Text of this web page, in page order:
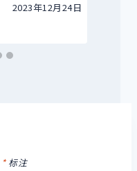
2023年12月24日
*标注